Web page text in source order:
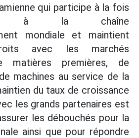
qui participe à la fois
à la chaîne
mondiale et maintient
avec les marchés
matières premières, de
machines au service de la
du taux de croissance
les grands partenaires est
les débouchés pour la
ainsi que pour répondre